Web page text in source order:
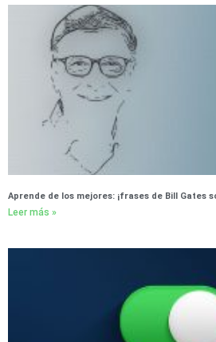
Aprende de los mejores: ¡frases de Bill Gates
Leer más »